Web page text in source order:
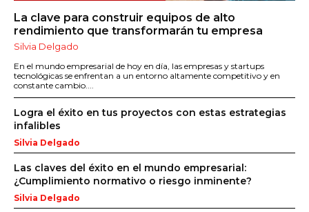
La clave para construir equipos de alto
rendimiento que transformarán tu empresa
Silvia Delgado
En el mundo empresarial de hoy en día, las empresas y startups
tecnológicas se enfrentan a un entorno altamente competitivo y en
constante cambio....
Logra el éxito en tus proyectos con estas estrategias
infalibles
Silvia Delgado
Las claves del éxito en el mundo empresarial:
¿Cumplimiento normativo o riesgo inminente?
Silvia Delgado